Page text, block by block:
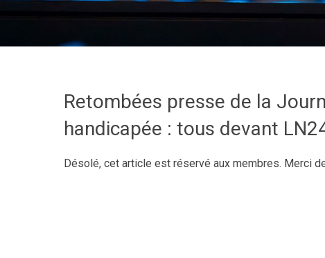
Retombées presse de la
handicapée : tous devant
Désolé, cet article est réservé aux membres. Merci